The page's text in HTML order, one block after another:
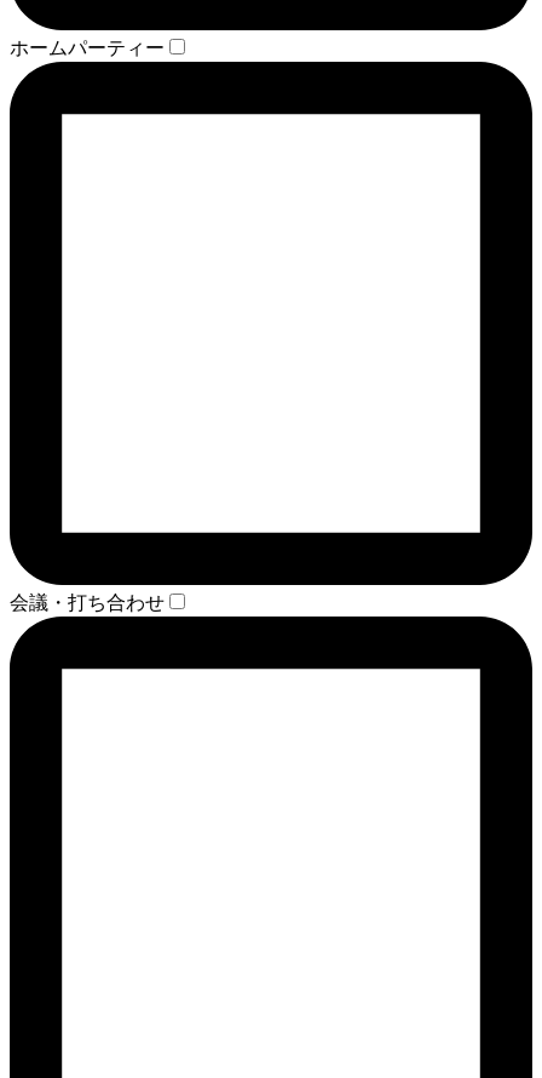
ホームパーティー
会議・打ち合わせ